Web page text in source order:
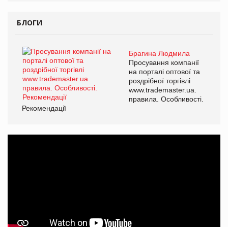
БЛОГИ
Брагина Людмила
Просування компанії
на порталі оптової та
роздрібної торгівлі
www.trademaster.ua.
правила. Особливості.
Рекомендації